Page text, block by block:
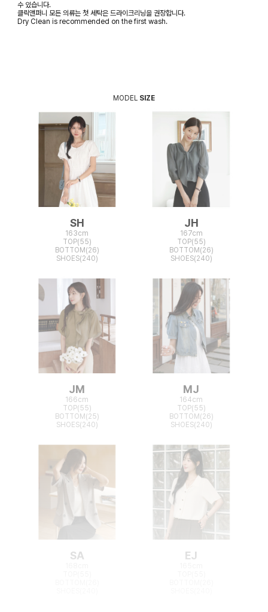
수 있습니다.
클릭앤퍼니 모든 의류는 첫 세탁은 드라이크리닝을 권장합니다.
Dry Clean is recommended on the first wash.
MODEL SIZE
SH
163cm
TOP(55)
BOTTOM(26)
SHOES(240)
JH
167cm
TOP(55)
BOTTOM(26)
SHOES(240)
JM
166cm
TOP(55)
BOTTOM(25)
SHOES(240)
MJ
164cm
TOP(55)
BOTTOM(26)
SHOES(240)
SA EJ